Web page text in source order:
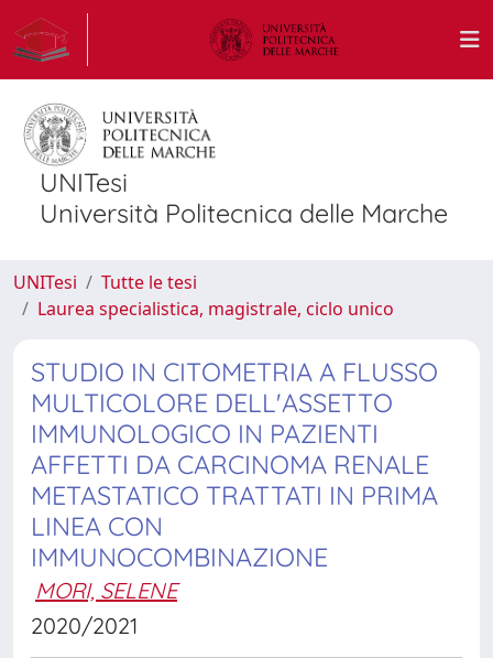
UNITesi
Università Politecnica delle Marche
UNITesi
Tutte le tesi
Laurea specialistica, magistrale, ciclo unico
STUDIO IN CITOMETRIA A FLUSSO
MULTICOLORE DELL'ASSETTO
IMMUNOLOGICO IN PAZIENTI
AFFETTI DA CARCINOMA RENALE
METASTATICO TRATTATI IN PRIMA
LINEA CON
IMMUNOCOMBINAZIONE
MORI, SELENE
2020/2021